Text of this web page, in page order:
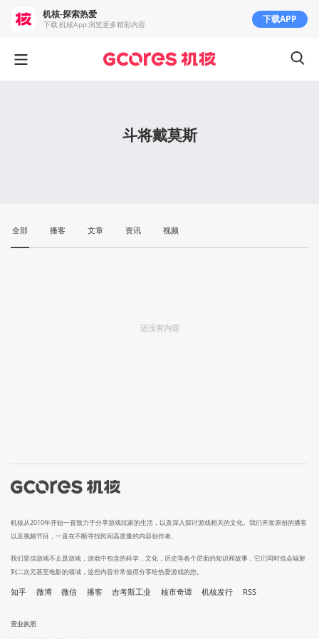
斗将戴莫斯
全部 播客 文章 资讯 视频
还没有内容
机核从2010年开始一直致力于分享游戏玩家的生活，以及深入探讨游戏相关的文化。我们开发原创的播客
以及视频节目，一直在不断寻找民间高质量的内容创作者。
我们坚信游戏不止是游戏，游戏中包含的科学，文化，历史等各个层面的知识和故事，它们同时也会辐射
到二次元甚至电影的领域，这些内容非常值得分享给热爱游戏的您。
知乎 微博 微信 播客 吉考斯工业 核市奇谭 机核发行 RSS
营业执照
机核-探索热爱
下载 机核App 浏览更多精彩内容 下载APP